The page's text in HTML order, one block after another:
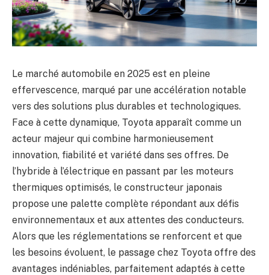
Le marché automobile en 2025 est en pleine
effervescence, marqué par une accélération notable
vers des solutions plus durables et technologiques.
Face à cette dynamique, Toyota apparaît comme un
acteur majeur qui combine harmonieusement
innovation, fiabilité et variété dans ses offres. De
l’hybride à l’électrique en passant par les moteurs
thermiques optimisés, le constructeur japonais
propose une palette complète répondant aux défis
environnementaux et aux attentes des conducteurs.
Alors que les réglementations se renforcent et que
les besoins évoluent, le passage chez Toyota offre des
avantages indéniables, parfaitement adaptés à cette